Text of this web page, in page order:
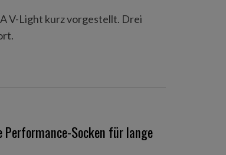
V-Light kurz vorgestellt. Drei
Performance-Socken für lange